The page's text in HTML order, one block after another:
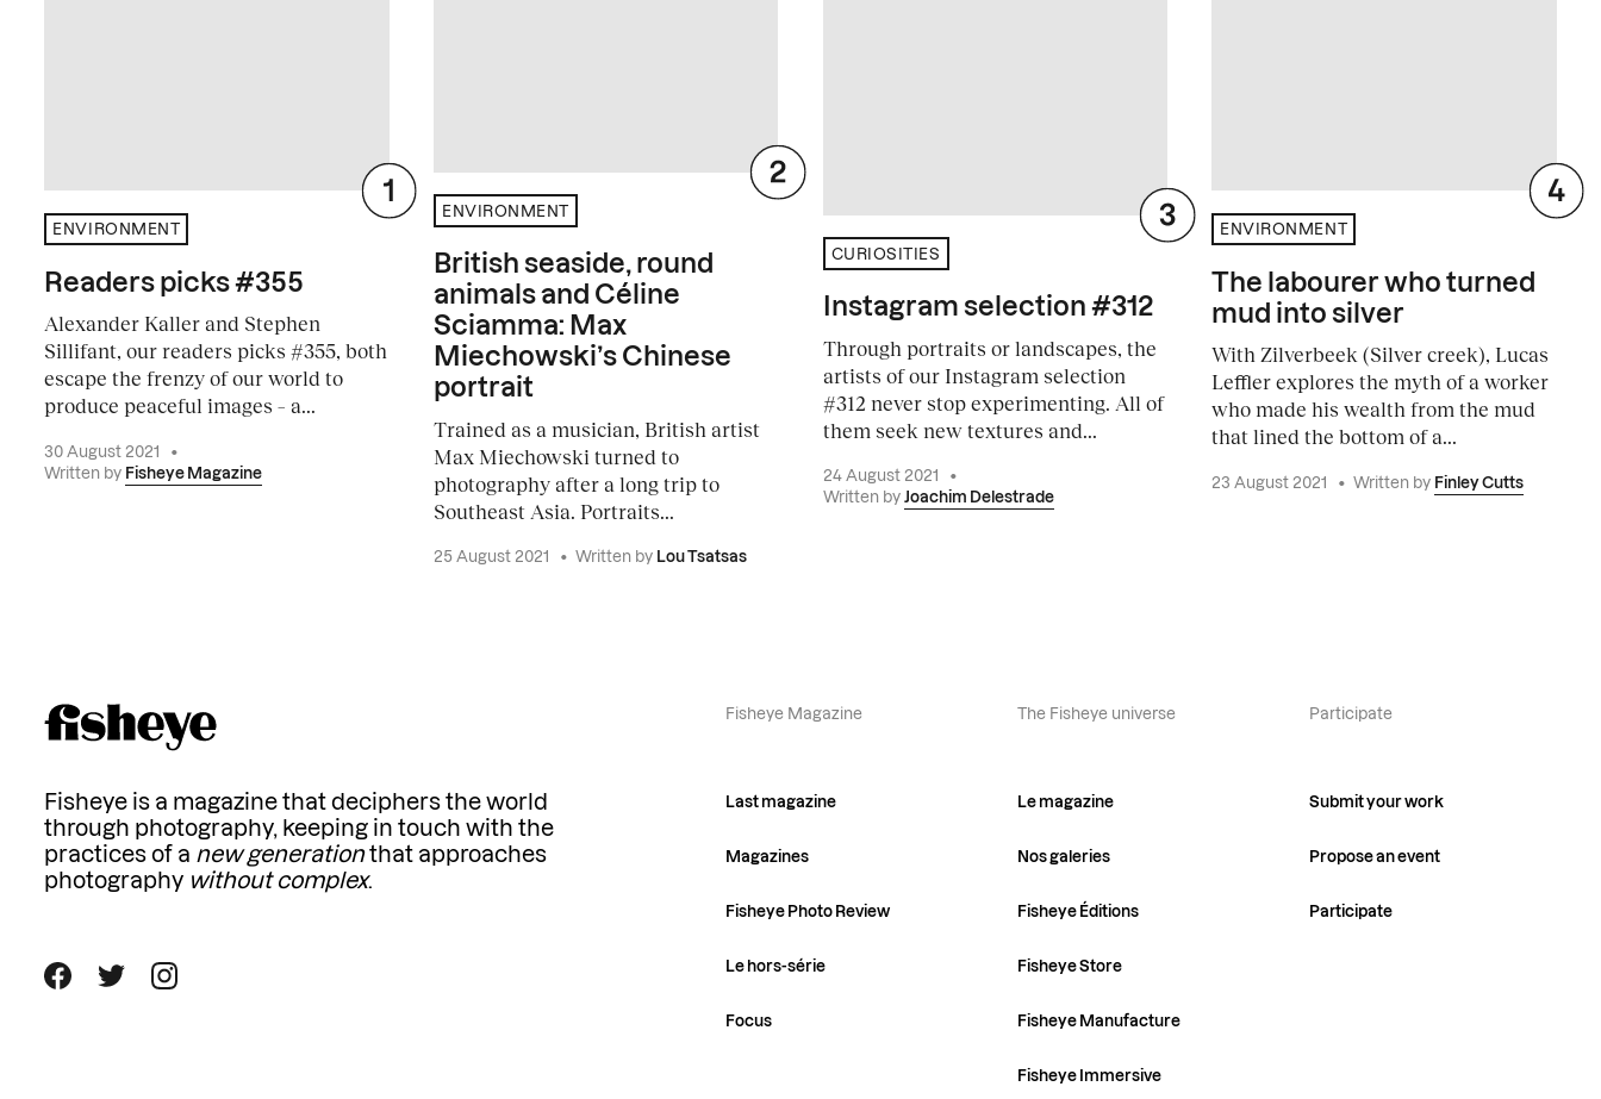
ENVIRONMENT
Readers picks #355
Alexander Kaller and Stephen
Sillifant, our readers picks #355, both
escape the frenzy of our world to
produce peaceful images – a...
30 August 2021
•
Written by Fisheye Magazine
ENVIRONMENT
British seaside, round
animals and Céline
Sciamma: Max
Miechowski’s Chinese
portrait
Trained as a musician, British artist
Max Miechowski turned to
photography after a long trip to
Southeast Asia. Portraits...
25 August 2021 • Written by Lou Tsatsas
CURIOSITIES
Instagram selection #312
Through portraits or landscapes, the
artists of our Instagram selection
#312 never stop experimenting. All of
them seek new textures and...
24 August 2021
•
Written by Joachim Delestrade
ENVIRONMENT
The labourer who turned
mud into silver
With Zilverbeek (Silver creek), Lucas
Leffler explores the myth of a worker
who made his wealth from the mud
that lined the bottom of a...
23 August 2021 •Written by Finley Cutts
Fisheye is a magazine that deciphers the world
through photography, keeping in touch with the
practices of a new generationthat approaches
photography without complex.
Fisheye Magazine
Last magazine
Magazines
Fisheye Photo Review
Le hors-série
Focus
The Fisheye universe
Le magazine
Nos galeries
Fisheye Éditions
Fisheye Store
Fisheye Manufacture
Fisheye Immersive
Participate
Submit your work
Propose an event
Participate